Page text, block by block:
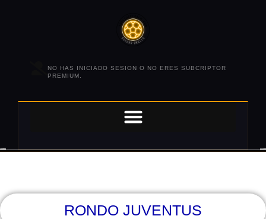
NO HAS INICIADO SESION O NO ERES SUBCRIPTOR
PREMIUM.
RONDO JUVENTUS